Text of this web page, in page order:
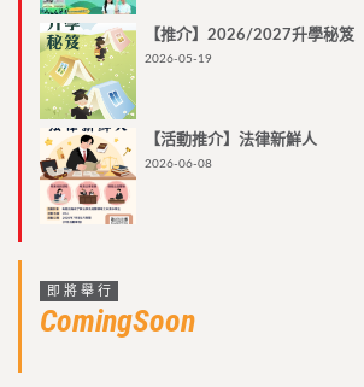
【推介】2026/2027升學秘笈
2026-05-19
【活動推介】法律新鮮人
2026-06-08
即將舉行
ComingSoon